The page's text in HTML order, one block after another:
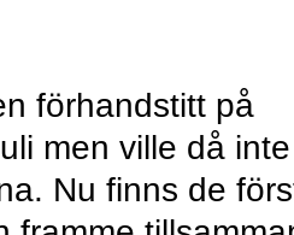
förhandstitt på
men ville då inte
Nu finns de